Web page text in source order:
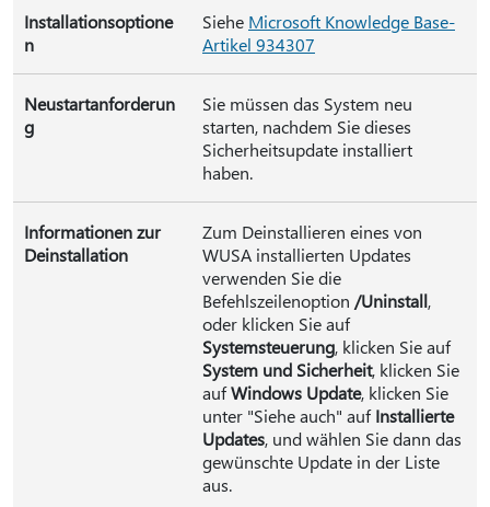
Installationsoptione
n
Siehe Microsoft Knowledge Base-
Artikel 934307
Neustartanforderun
g
Sie müssen das System neu
starten, nachdem Sie dieses
Sicherheitsupdate installiert
haben.
Informationen zur
Deinstallation
Zum Deinstallieren eines von
WUSA installierten Updates
verwenden Sie die
Befehlszeilenoption /Uninstall,
oder klicken Sie auf
Systemsteuerung, klicken Sie auf
System und Sicherheit, klicken Sie
aufWindows Update, klicken Sie
unter "Siehe auch" aufInstallierte
Updates, und wählen Sie dann das
gewünschte Update in der Liste
aus.